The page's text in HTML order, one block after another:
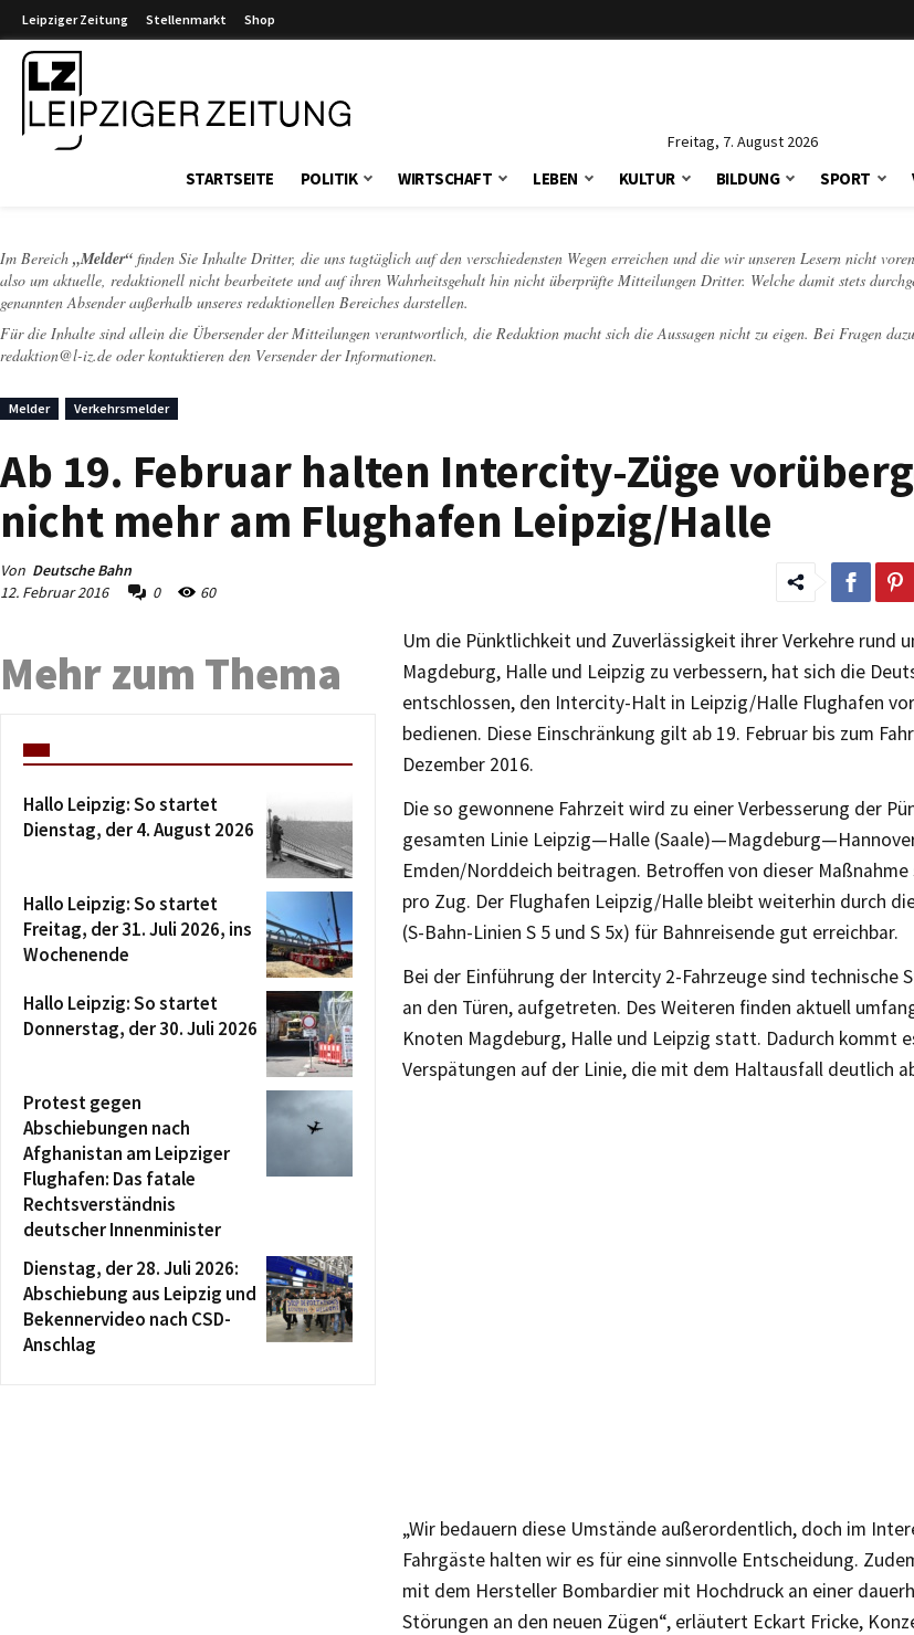
Leipziger Zeitung Stellenmarkt Shop
Freitag, 7. August 2026
STARTSEITE POLITIK WIRTSCHAFT LEBEN KULTUR BILDUNG SPORT
Im Bereich „Melder“ finden Sie Inhalte Dritter, die uns tagtäglich auf den verschiedensten Wegen erreichen und die wir unseren Lesern nicht
also um aktuelle, redaktionell nicht bearbeitete und auf ihren Wahrheitsgehalt hin nicht überprüfte Mitteilungen Dritter. Welche damit stets
genannten Absender außerhalb unseres redaktionellen Bereiches darstellen.
Für die Inhalte sind allein die Übersender der Mitteilungen verantwortlich, die Redaktion macht sich die Aussagen nicht zu eigen. Bei Fragen
redaktion@l-iz.de oder kontaktieren den Versender der Informationen.
Melder Verkehrsmelder
Ab 19. Februar halten Intercity-Züge
nicht mehr am Flughafen Leipzig/Halle
Von Deutsche Bahn
12. Februar 2016
0 60
Um die Pünktlichkeit und Zuverlässigkeit ihrer Verkehre rund
Magdeburg, Halle und Leipzig zu verbessern, hat sich die
entschlossen, den Intercity-Halt in Leipzig/Halle Flughafen
bedienen. Diese Einschränkung gilt ab 19. Februar bis zum
Dezember 2016.
Die so gewonnene Fahrzeit wird zu einer Verbesserung der
gesamten Linie Leipzig—Halle
Emden/Norddeich beitragen. Betroffen von dieser
pro Zug. Der Flughafen Leipzig/Halle bleibt weiterhin durch
(S-Bahn-Linien S 5 und S 5x) für Bahnreisende gut erreichbar.
Bei der Einführung der Intercity 2-Fahrzeuge sind technische
an den Türen, aufgetreten. Des Weiteren finden aktuell
Knoten Magdeburg, Halle und Leipzig statt. Dadurch kommt
Verspätungen auf der Linie, die mit dem Haltausfall deutlich
„Wir bedauern diese Umstände außerordentlich, doch im
Fahrgäste halten wir es für eine sinnvolle Entscheidung.
mit dem Hersteller Bombardier mit Hochdruck an einer
Störungen an den neuen Zügen“, erläutert Eckart Fricke,
Mehr zum Thema
Hallo Leipzig: So startet
Dienstag, der 4. August 2026
Hallo Leipzig: So startet
Freitag, der 31. Juli 2026, ins
Wochenende
Hallo Leipzig: So startet
Donnerstag, der 30. Juli 2026
Protest gegen
Abschiebungen nach
Afghanistan am Leipziger
Flughafen: Das fatale
Rechtsverständnis
deutscher Innenminister
Dienstag, der 28. Juli 2026:
Abschiebung aus Leipzig und
Bekennervideo nach CSD-
Anschlag